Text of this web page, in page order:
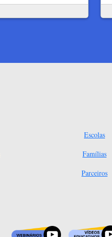
Escolas
Famílias
Parceiros